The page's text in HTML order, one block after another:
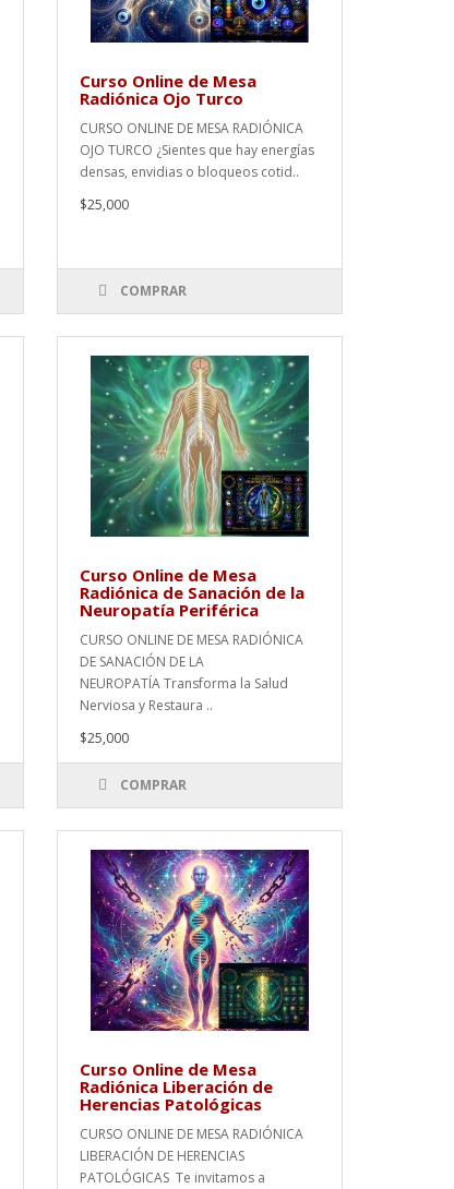
Curso Online de Mesa
Radiónica Ojo Turco
CURSO ONLINE DE MESA RADIÓNICA
OJO TURCO ¿Sientes que hay energías
densas, envidias o bloqueos cotid..
$25,000
COMPRAR
Curso Online de Mesa
Radiónica de Sanación de la
Neuropatía Periférica
CURSO ONLINE DE MESA RADIÓNICA
DE SANACIÓN DE LA
NEUROPATÍA Transforma la Salud
Nerviosa y Restaura ..
$25,000
COMPRAR
Curso Online de Mesa
Radiónica Liberación de
Herencias Patológicas
CURSO ONLINE DE MESA RADIÓNICA
LIBERACIÓN DE HERENCIAS
PATOLÓGICAS Te invitamos a